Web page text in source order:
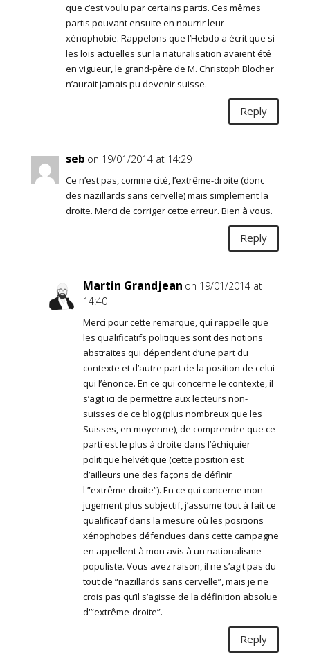
que c’est voulu par certains partis. Ces mêmes
partis pouvant ensuite en nourrir leur
xénophobie. Rappelons que l’Hebdo a écrit que si
les lois actuelles sur la naturalisation avaient été
en vigueur, le grand-père de M. Christoph Blocher
n’aurait jamais pu devenir suisse.
Reply
seb on 19/01/2014 at 14:29
Ce n’est pas, comme cité, l’extrême-droite (donc
des nazillards sans cervelle) mais simplement la
droite. Merci de corriger cette erreur. Bien à vous.
Reply
Martin Grandjean on 19/01/2014 at
14:40
Merci pour cette remarque, qui rappelle que
les qualificatifs politiques sont des notions
abstraites qui dépendent d’une part du
contexte et d’autre part de la position de celui
qui l’énonce. En ce qui concerne le contexte, il
s’agit ici de permettre aux lecteurs non-
suisses de ce blog (plus nombreux que les
Suisses, en moyenne), de comprendre que ce
parti est le plus à droite dans l’échiquier
politique helvétique (cette position est
d’ailleurs une des façons de définir
l'”extrême-droite”). En ce qui concerne mon
jugement plus subjectif, j’assume tout à fait ce
qualificatif dans la mesure où les positions
xénophobes défendues dans cette campagne
en appellent à mon avis à un nationalisme
populiste. Vous avez raison, il ne s’agit pas du
tout de “nazillards sans cervelle”, mais je ne
crois pas qu’il s’agisse de la définition absolue
d'”extrême-droite”.
Reply